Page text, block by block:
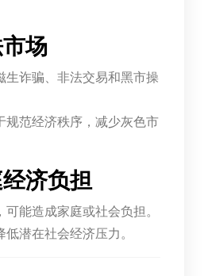
场
生诈骗、非法交易和黑市操
规范经济秩序，减少灰色市
济负担
能造成家庭或社会负担。
潜在社会经济压力。